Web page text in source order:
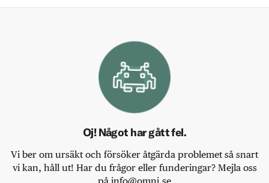
Oj! Något har gått fel.
Vi ber om ursäkt och försöker åtgärda problemet så snart
vi kan, håll ut! Har du frågor eller funderingar? Mejla oss